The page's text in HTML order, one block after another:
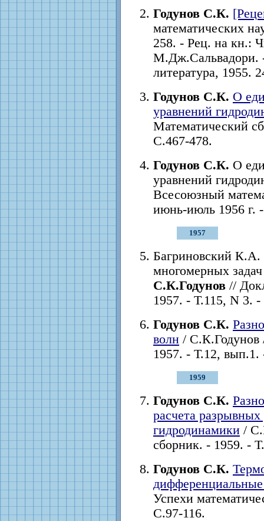
Годунов С.К.
математических
258. - Рец. на кн.:
М.Дж.Сальвадори.
литература, 1955.
Годунов С.К. О
уравнений
Математический
С.467-478.
Годунов С.К. О
уравнений
Всесоюзный
июнь-июль 1956 г.
1957
Багриновский К.А.
многомерных
С.К.Годунов //
1957. - Т.115, N 3.
Годунов С.К.
волн / С.К.Годунов
1957. - Т.12,
1959
Годунов С.К.
расчета
гидродинамики /
сборник. - 1959. -
Годунов С.К.
Успехи
С.97-116.